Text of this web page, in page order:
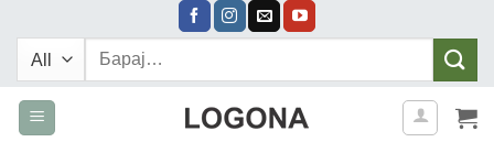
content
Барај: